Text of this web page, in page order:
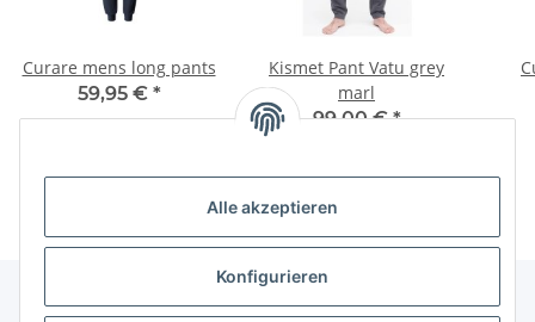
Alle akzeptieren
Konfigurieren
Curare mens long pants
59,95 € *
Kismet Pant Vatu grey
marl
99,00 €*